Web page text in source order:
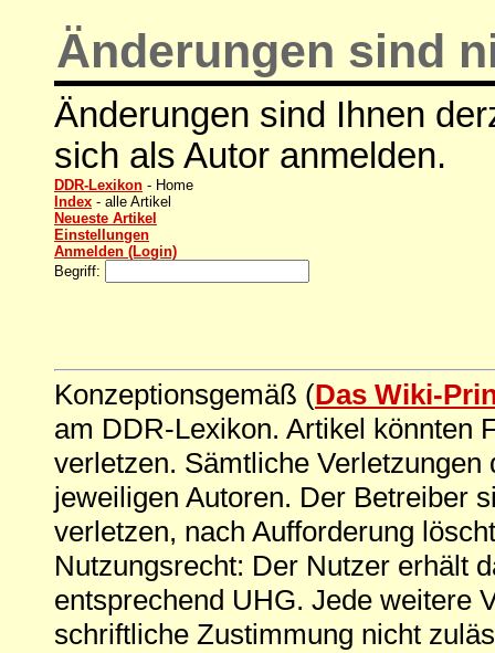
Änderungen sind
Änderungen sind Ihnen
sich als Autor anmelden.
DDR-Lexikon - Home
Index - alle Artikel
Neueste Artikel
Einstellungen
Anmelden (Login)
Begriff:
Konzeptionsgemäß (Das Wiki-
am DDR-Lexikon. Artikel könnten
verletzen. Sämtliche
jeweiligen Autoren. Der Betreiber
verletzen, nach Aufforderung
Nutzungsrecht: Der Nutzer erhält
entsprechend UHG. Jede weitere
schriftliche Zustimmung nicht